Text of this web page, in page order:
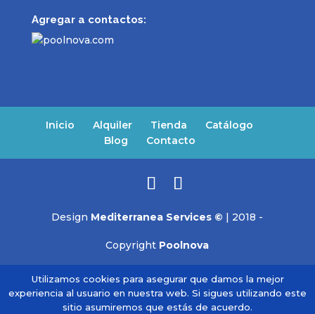
Agregar a contactos:
Inicio Alquiler Tienda
Catálogo
Blog
Contacto
Design Mediterranea Services © | 2018 -
Copyright Poolnova
Utilizamos cookies para asegurar que damos la mejor
experiencia al usuario en nuestra web. Si sigues utilizando este
sitio asumiremos que estás de acuerdo.